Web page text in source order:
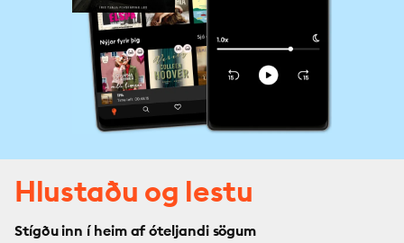
Hlustaðu og lestu
Stígðu inn í heim af óteljandi sögum